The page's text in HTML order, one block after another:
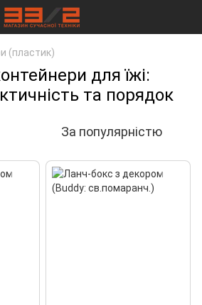
(пластик)
для їжі:
та порядок
За популярністю